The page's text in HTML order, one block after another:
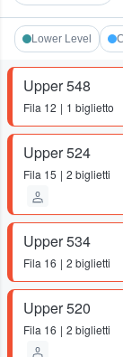
Lower Level
Upper 548
Fila 12 1 biglietto
Upper 524
Fila 15 2 biglietti
Upper 534
Fila 16 2 biglietti
Upper 520
Fila 16 2 biglietti